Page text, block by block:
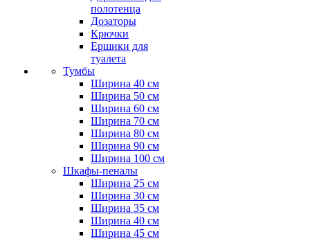
полотенца
Дозаторы
Крючки
Ершики для
туалета
Тумбы
Ширина 40 см
Ширина 50 см
Ширина 60 см
Ширина 70 см
Ширина 80 см
Ширина 90 см
Ширина 100 см
Шкафы-пеналы
Ширина 25 см
Ширина 30 см
Ширина 35 см
Ширина 40 см
Ширина 45 см